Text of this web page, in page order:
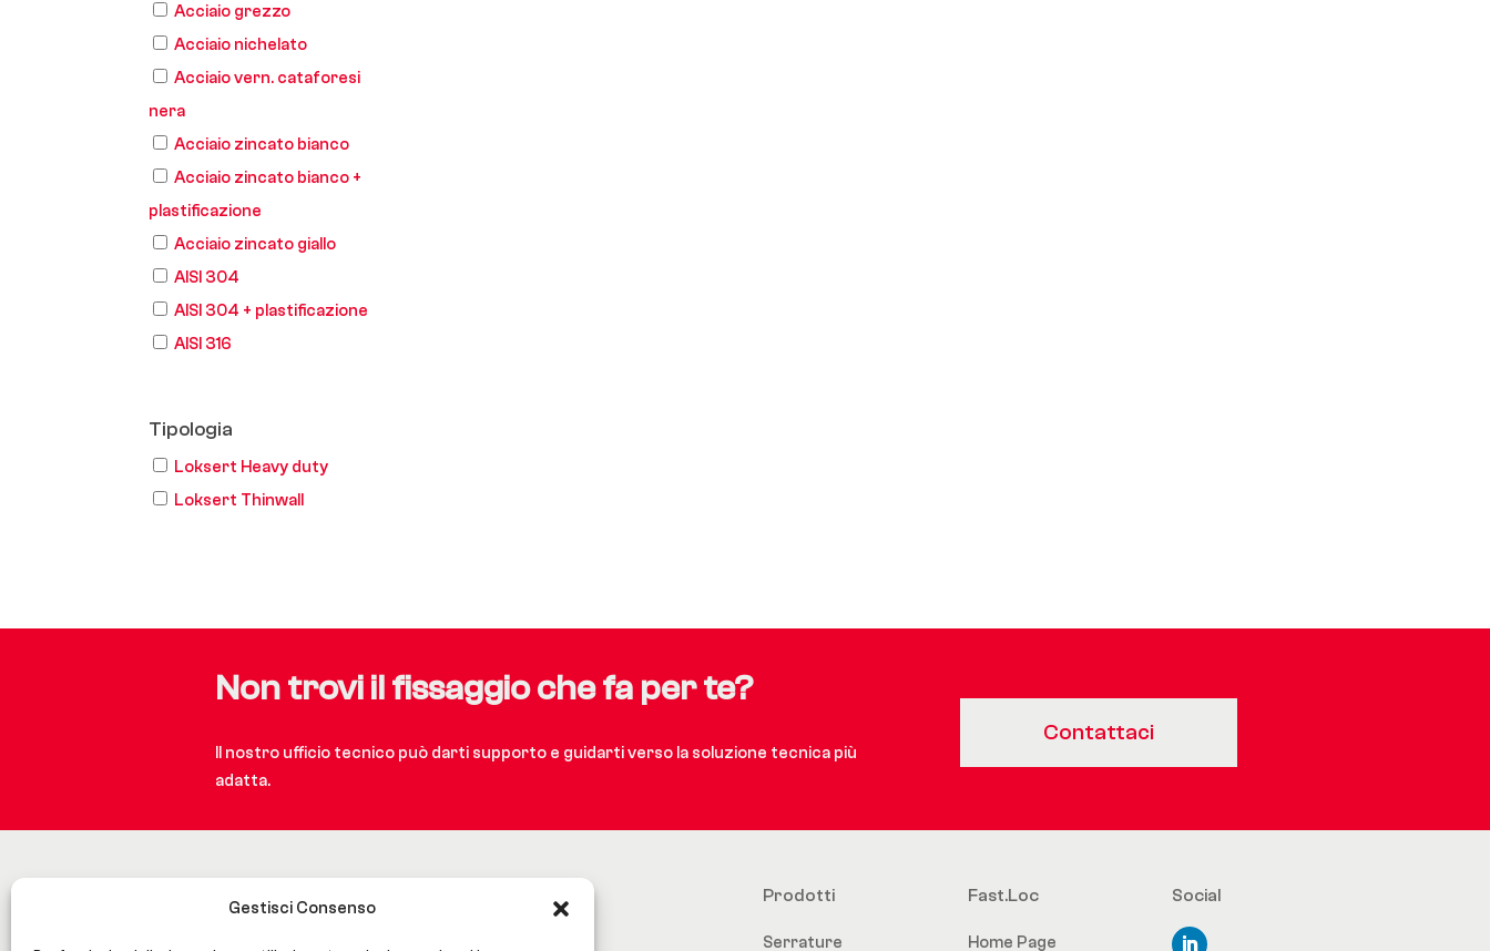
Gestisci Consenso
Acciaio grezzo
Acciaio nichelato
Acciaio vern. cataforesi
nera
Acciaio zincato bianco
Acciaio zincato bianco +
plastificazione
Acciaio zincato giallo
AISI 304
AISI 304 + plastificazione
AISI 316
Tipologia
Loksert Heavy duty
Loksert Thinwall
Non trovi il fissaggio che fa per te?
Il nostro ufficio tecnico può darti supporto e guidarti verso la soluzione tecnica più
adatta.
Contattaci
Prodotti
Serrature
Fast.Loc
Home Page
Social